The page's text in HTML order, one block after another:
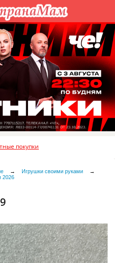
покупки
→ Игрушки своими руками
→
2026